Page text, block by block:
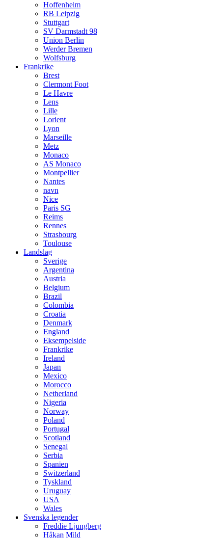
Hoffenheim
RB Leipzig
Stuttgart
SV Darmstadt 98
Union Berlin
Werder Bremen
Wolfsburg
Frankrike
Brest
Clermont Foot
Le Havre
Lens
Lille
Lorient
Lyon
Marseille
Metz
Monaco
AS Monaco
Montpellier
Nantes
navn
Nice
Paris SG
Reims
Rennes
Strasbourg
Toulouse
Landslag
Sverige
Argentina
Austria
Belgium
Brazil
Colombia
Croatia
Denmark
England
Eksempelside
Frankrike
Ireland
Japan
Mexico
Morocco
Netherland
Nigeria
Norway
Poland
Portugal
Scotland
Senegal
Serbia
Spanien
Switzerland
Tyskland
Uruguay
USA
Wales
Svenska legender
Freddie Ljungberg
Håkan Mild